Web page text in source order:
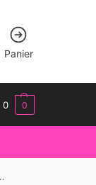
Panier
0 0